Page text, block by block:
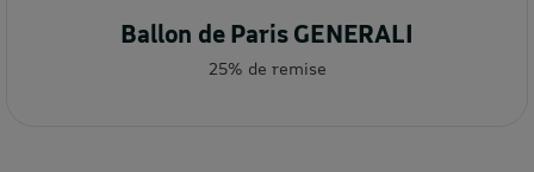
Ballon de Paris GENERALI
25% de remise